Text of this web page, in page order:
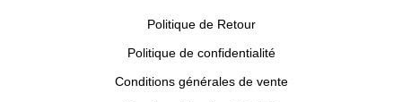
Politique de Retour
Politique de confidentialité
Conditions générales de vente